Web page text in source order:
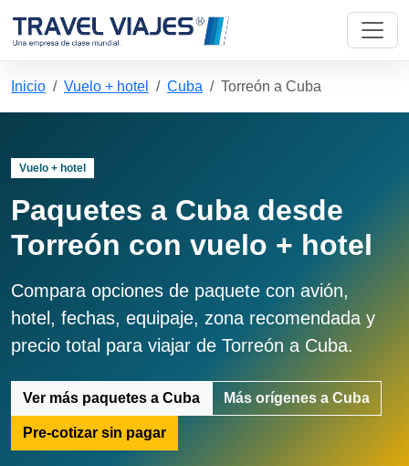
Inicio Vuelo + hotel Cuba Torreón a Cuba
Vuelo + hotel
Paquetes a Cuba desde
Torreón con vuelo + hotel
Compara opciones de paquete con avión,
hotel, fechas, equipaje, zona recomendada y
precio total para viajar de Torreón a Cuba.
Ver más paquetes a Cuba Más orígenes a Cuba
Pre-cotizar sin pagar